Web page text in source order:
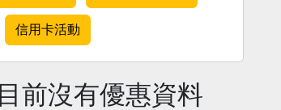
信用卡活動
目前沒有優惠資料